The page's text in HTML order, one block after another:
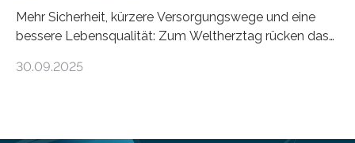
Mehr Sicherheit, kürzere Versorgungswege und eine
bessere Lebensqualität: Zum Weltherztag rücken das
Oeynhausen, und die BARMER die Bedürfnisse von
30.09.2025